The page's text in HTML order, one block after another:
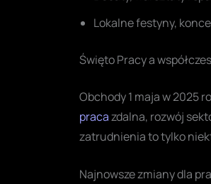
Lokalne festyny,
Święto Pracy a
Obchody 1 maja w 2025
pracazdalna, rozwój
zatrudnienia to tylko
Najnowsze zmiany dla